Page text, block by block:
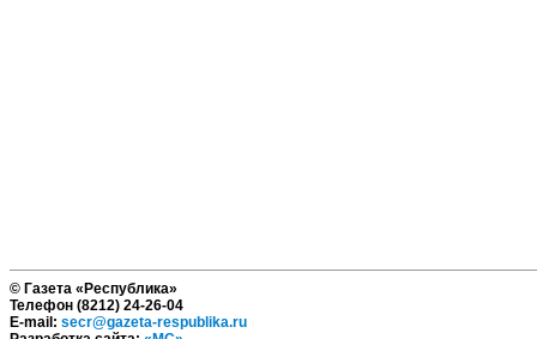
© Газета «Республика»
Телефон (8212) 24-26-04
E-mail: secr@gazeta-respublika.ru